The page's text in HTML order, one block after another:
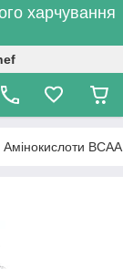
харчування
Амінокислоти BCAA